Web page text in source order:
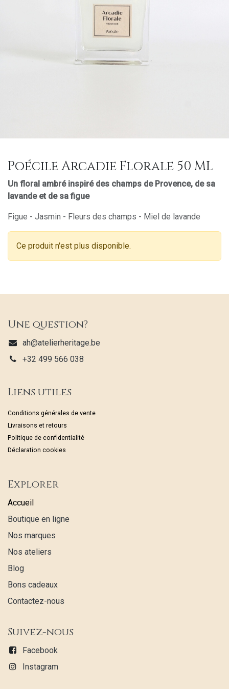
Poécile Arcadie Florale 50 ML
Un floral ambré inspiré des champs de Provence, de sa
lavande et de sa figue
Figue - Jasmin - Fleurs des champs - Miel de lavande
Ce produit n'est plus disponible.
Une question?
ah@atelierheritage.be
+32 499 566 038
Liens utiles
Conditions générales de vente
Livraisons et retours
Politique de confidentialité
Déclaration cookies
Explorer
Accueil
Boutique en ligne
Nos marques
Nos ateliers
Blog
Bons cadeaux
Contactez-nous
Suivez-nous
Facebook
Instagram